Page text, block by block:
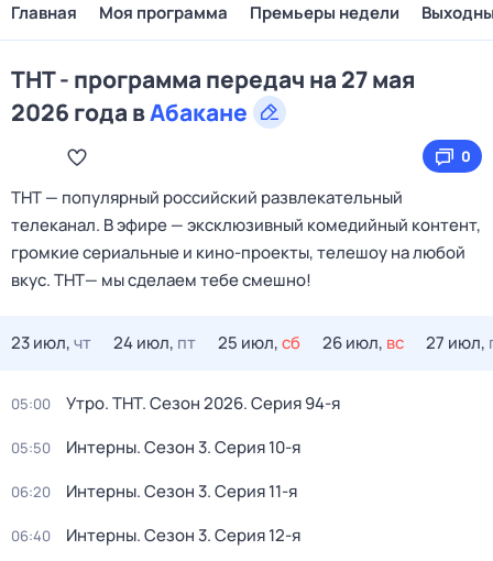
Главная Моя программа Премьеры недели
ТНТ - программа передач на 27 мая
2026 года вАбакане
0
ТНТ — популярный российский развлекательный
телеканал. В эфире — эксклюзивный комедийный контент,
громкие сериальные и кино‑проекты, телешоу на любой
вкус. ТНТ— мы сделаем тебе смешно!
23 июл,чт 24 июл, пт 25 июл,сб 26 июл, вс 27 июл,
05:00 Утро. ТНТ. Сезон 2026. Серия 94-я
05:50 Интерны. Сезон 3. Серия 10-я
06:20 Интерны. Сезон 3. Серия 11-я
06:40 Интерны. Сезон 3. Серия 12-я